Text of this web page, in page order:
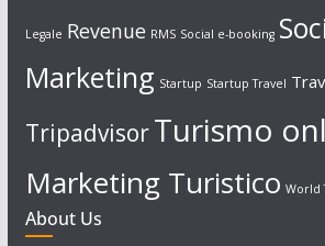
Legale Revenue RMS Social e-booking
Marketing Startup Startup Travel
TripadvisorTurismo
Marketing Turistico World
About Us